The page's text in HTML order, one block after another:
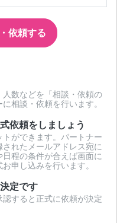
依頼する
数などを「相談・依頼の
相談・依頼を行います。
依頼をしましょう
ができます。パートナー
れたメールアドレス宛に
程の条件が合えば画面に
申し込みを行います。
定です
すると正式に依頼が決定